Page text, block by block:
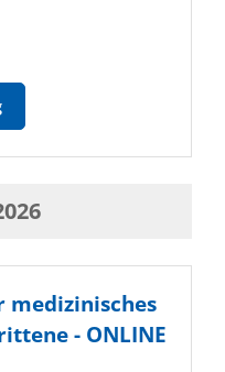
SLÄK
-
Kurs
medizinisches
- ONLINE